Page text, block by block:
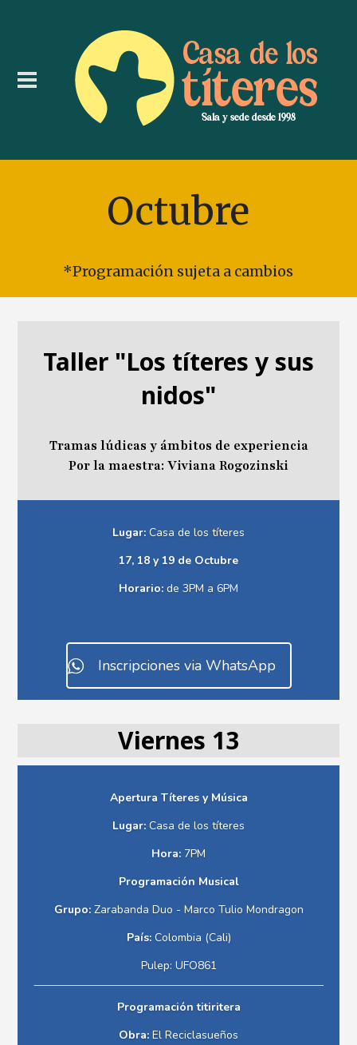
Octubre
*Programación sujeta a cambios
Taller "Los títeres y sus
nidos"
Tramas lúdicas y ámbitos de experiencia
Por la maestra: Viviana Rogozinski
Lugar: Casa de los títeres
17, 18 y 19 de Octubre
Horario: de 3PM a 6PM
Inscripciones via WhatsApp
Viernes 13
Apertura Títeres y Música
Lugar: Casa de los títeres
Hora: 7PM
Programación Musical
Grupo:Zarabanda Duo - Marco Tulio Mondragon
País:Colombia (Cali)
Pulep: UFO861
Programación titiritera
Obra: El Reciclasueños